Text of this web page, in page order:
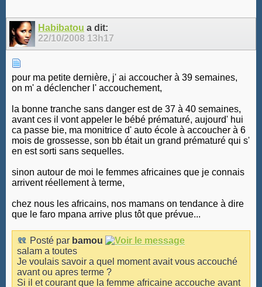
Habibatou a dit:
22/10/2008 13h17
pour ma petite dernière, j' ai accoucher à 39 semaines,
on m' a déclencher l' accouchement,
la bonne tranche sans danger est de 37 à 40 semaines,
avant ces il vont appeler le bébé prématuré, aujourd' hui
ca passe bie, ma monitrice d' auto école à accoucher à 6
mois de grossesse, son bb était un grand prématuré qui s'
en est sorti sans sequelles.
sinon autour de moi le femmes africaines que je connais
arrivent réellement à terme,
chez nous les africains, nos mamans on tendance à dire
que le faro mpana arrive plus tôt que prévue...
Posté par bamou
salam a toutes
Je voulais savoir a quel moment avait vous accouché
avant ou apres terme ?
Si il et courant que la femme africaine accouche avant